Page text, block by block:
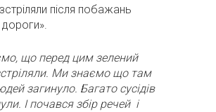
після побажань
що перед цим зелений
Ми знаємо що там
загинуло. Багато сусідів
І почався збір речей і